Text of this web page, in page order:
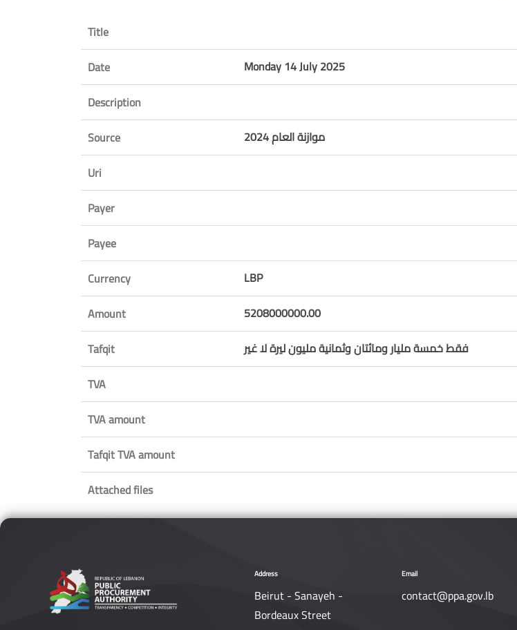
Title
Date
Monday 14 July 2025
Description
Source
موازنة العام 2024
Uri
Payer
Payee
Currency
LBP
Amount
5208000000.00
Tafqit
فقط خمسة مليار ومائتان وثمانية مليون ليرة لا غير
TVA
TVA amount
Tafqit TVA amount
Attached files
Address
Beirut - Sanayeh -
Bordeaux Street
Email
contact@ppa.gov.lb